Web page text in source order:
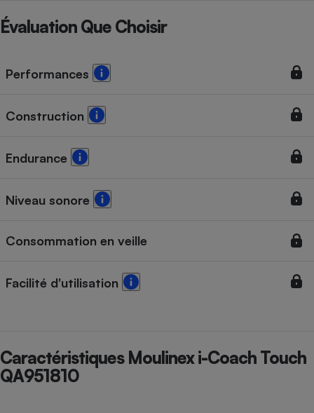
Évaluation Que Choisir
Performances
Construction
Endurance
Niveau sonore
Consommation en veille
Facilité d'utilisation
Caractéristiques Moulinex i-Coach Touch
QA951810